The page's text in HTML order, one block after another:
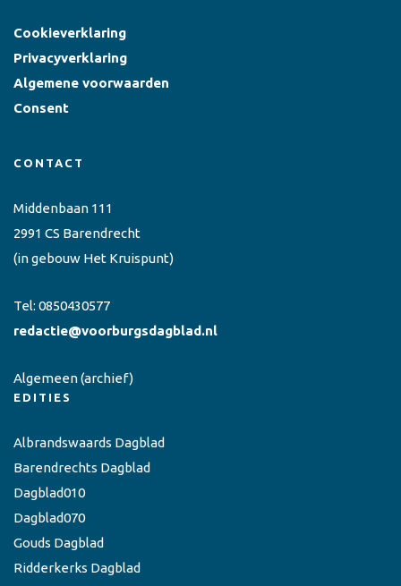
Cookieverklaring
Privacyverklaring
Algemene voorwaarden
Consent
CONTACT
Middenbaan 111
2991 CS Barendrecht
(in gebouw Het Kruispunt)
Tel: 0850430577
redactie@voorburgsdagblad.nl
Algemeen(archief)
EDITIES
Albrandswaards Dagblad
Barendrechts Dagblad
Dagblad010
Dagblad070
Gouds Dagblad
Ridderkerks Dagblad